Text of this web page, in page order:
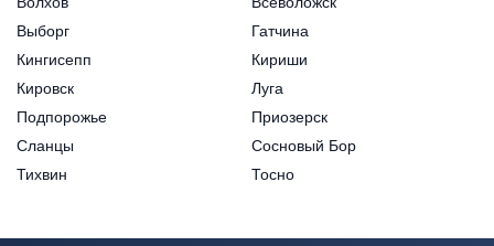
Выборг
Гатчина
Кингисепп
Кириши
Кировск
Луга
Подпорожье
Приозерск
Сланцы
Сосновый Бор
Тихвин
Тосно